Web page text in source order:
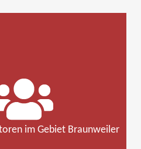
im Gebiet Braunweiler